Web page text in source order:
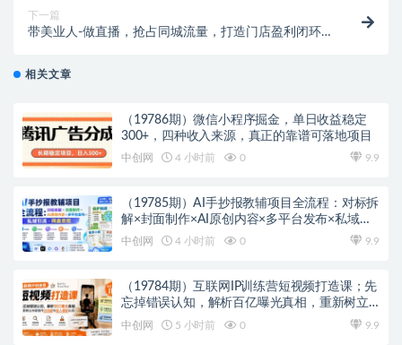
下一篇
带美业人-做直播，抢占同城流量，打造门店盈利闭环
相关文章
（19786期）微信小程序掘金，单日收益稳定
300+，四种收入来源，真正的靠谱可落地项目
中创网 4 小时前 0 9.9
（19785期）AI手抄报教辅项目全流程：对标拆
解×封面制作×AI原创内容×多平台发布×私域引
流×网盘变现
中创网 4 小时前 0 9.9
（19784期）互联网IP训练营短视频打造课；先
忘掉错误认知，解析百亿曝光真相，重新树立
内容创作方向感与收入模型认知
中创网 5 小时前 0 9.9